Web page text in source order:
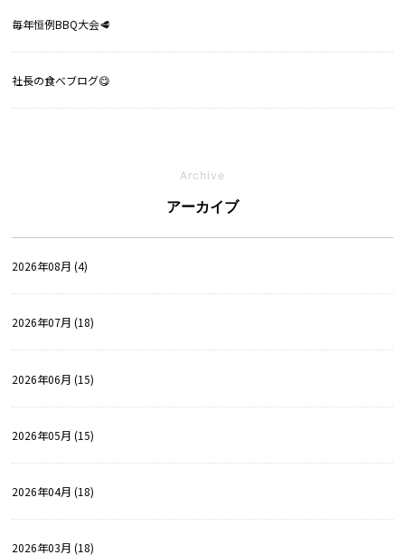
毎年恒例BBQ大会🥩
社長の食べブログ😋
Archive
アーカイブ
2026年08月 (4)
2026年07月 (18)
2026年06月 (15)
2026年05月 (15)
2026年04月 (18)
2026年03月 (18)